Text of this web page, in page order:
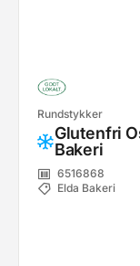
Rundstykker
Glutenfri
Bakeri
6516868
Elda Bakeri